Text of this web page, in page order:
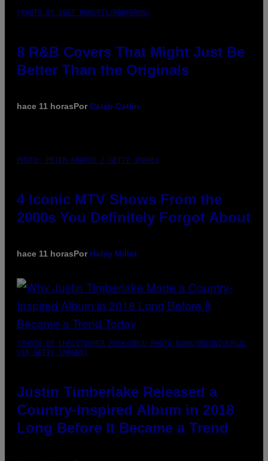
(PHOTO BY EBET ROBERTS/REDFERNS)
8 R&B Covers That Might Just Be
Better Than the Originals
hace 11 horasPorCaleb Catlin
PHOTO: PETER KRAMER / GETTY IMAGES
4 Iconic MTV Shows From the
2000s You Definitely Forgot About
hace 11 horasPor Haley Miller
(PHOTO BY CHRISTOPHER POLK/NBCU PHOTO BANK/NBCUNIVERSAL
VIA GETTY IMAGES)
Justin Timberlake Released a
Country-Inspired Album in 2018
Long Before It Became a Trend